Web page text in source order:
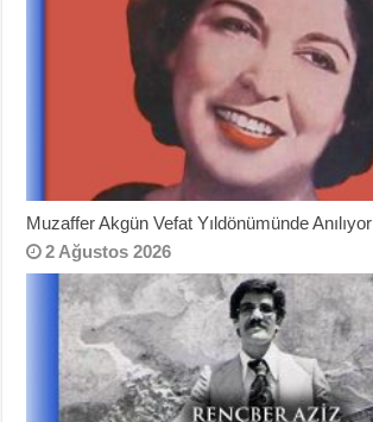
Muzaffer Akgün Vefat Yıldönümünde Anılıyor
2 Ağustos 2026